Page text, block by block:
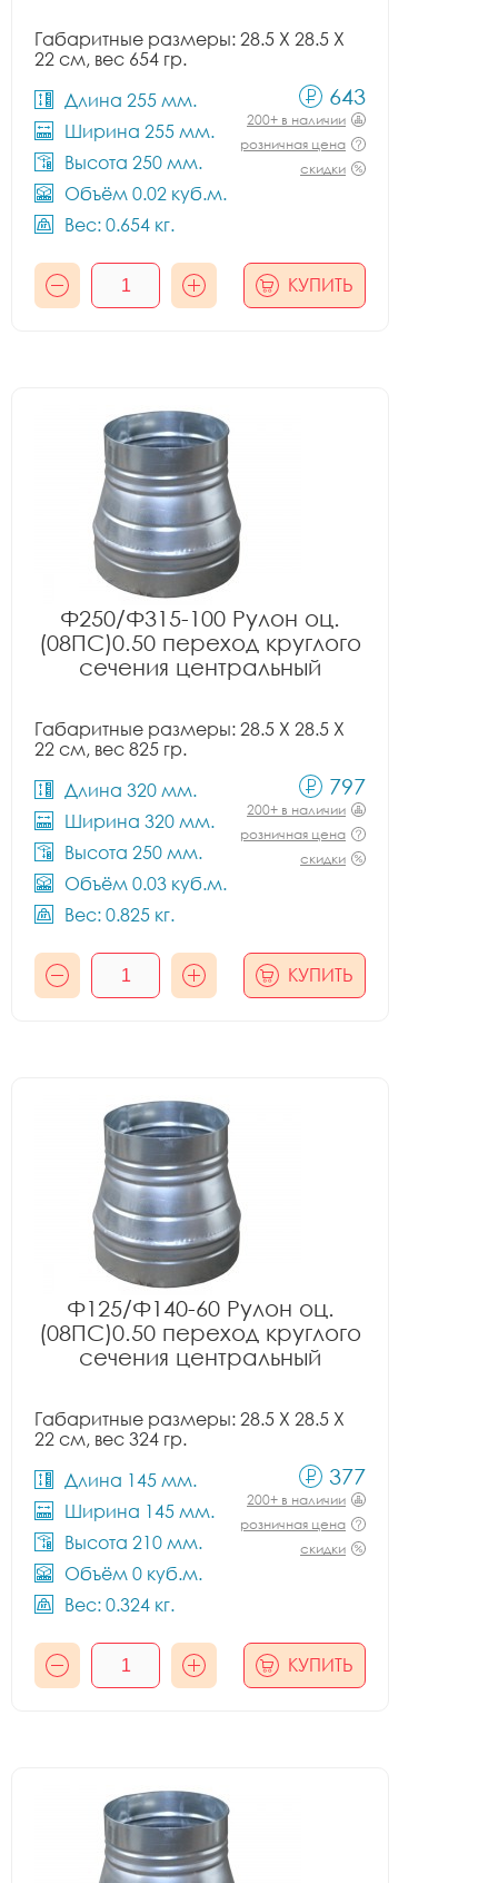
Габаритные размеры: 28.5 X 28.5 X
22 см, вес 654 гр.
Длина 255 мм.
Ширина 255 мм.
Высота 250 мм.
Объём 0.02 куб.м.
Вес: 0.654 кг.
643
200+ в наличии
розничная цена
скидки
КУПИТЬ
Ф250/Ф315-100 Рулон оц.
(08ПС)0.50 переход круглого
сечения центральный
Габаритные размеры: 28.5 X 28.5 X
22 см, вес 825 гр.
Длина 320 мм.
Ширина 320 мм.
Высота 250 мм.
Объём 0.03 куб.м.
Вес: 0.825 кг.
797
200+ в наличии
розничная цена
скидки
КУПИТЬ
Ф125/Ф140-60 Рулон оц.
(08ПС)0.50 переход круглого
сечения центральный
Габаритные размеры: 28.5 X 28.5 X
22 см, вес 324 гр.
Длина 145 мм.
Ширина 145 мм.
Высота 210 мм.
Объём 0 куб.м.
Вес: 0.324 кг.
377
200+ в наличии
розничная цена
скидки
КУПИТЬ